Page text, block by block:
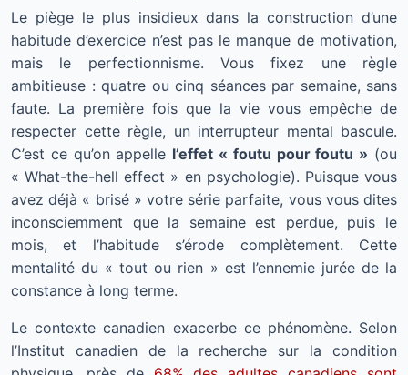
Le piège le plus insidieux dans la construction d’une
habitude d’exercice n’est pas le manque de motivation,
mais le perfectionnisme. Vous fixez une règle
ambitieuse : quatre ou cinq séances par semaine, sans
faute. La première fois que la vie vous empêche de
respecter cette règle, un interrupteur mental bascule.
C’est ce qu’on appelle l’effet « foutu pour foutu » (ou
« What-the-hell effect » en psychologie). Puisque vous
avez déjà « brisé » votre série parfaite, vous vous dites
inconsciemment que la semaine est perdue, puis le
mois, et l’habitude s’érode complètement. Cette
mentalité du « tout ou rien » est l’ennemie jurée de la
constance à long terme.
Le contexte canadien exacerbe ce phénomène. Selon
l’Institut canadien de la recherche sur la condition